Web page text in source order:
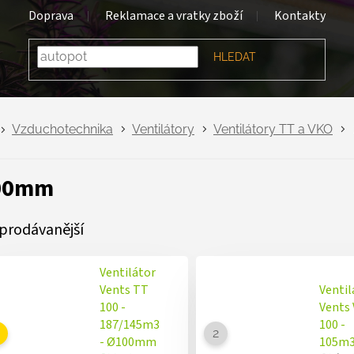
Doprava Reklamace a vratky zboží Kontakty
HLEDAT
Vzduchotechnika Ventilátory Ventilátory TT a VKO
Ventilátor
Vents TT
100 -
187/145m3
- Ø100mm
Vents
100 -